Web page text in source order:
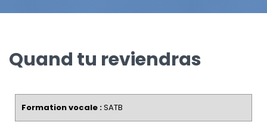
Quand tu reviendras
Formation vocale :SATB